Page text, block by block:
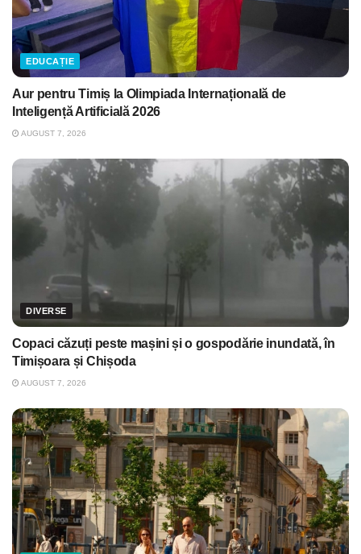
EDUCAȚIE
Aur pentru Timiș la Olimpiada Internațională de
Inteligență Artificială 2026
AUGUST 7, 2026
DIVERSE
Copaci căzuți peste mașini și o gospodărie inundată, în
Timișoara și Chișoda
AUGUST 7, 2026